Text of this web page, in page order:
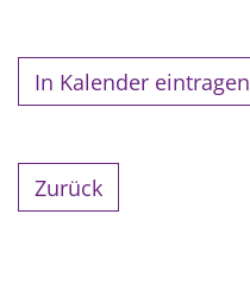
In Kalender eintragen
Zurück